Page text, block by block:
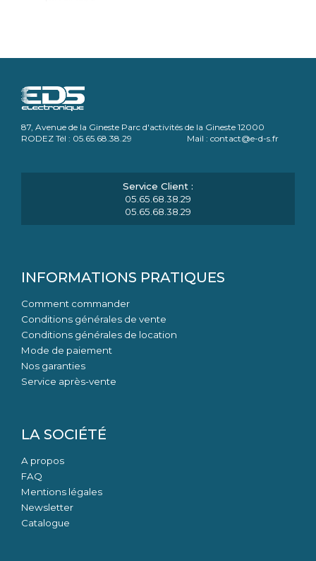
87, Avenue de la Gineste Parc d'activités de la Gineste 12000
RODEZ Tél : 05.65.68.38.29 Mail : contact@e-d-s.fr
05.65.68.38.29
05.65.68.38.29
INFORMATIONS PRATIQUES
Comment commander
Conditions générales de vente
Conditions générales de location
Mode de paiement
Nos garanties
Service après-vente
LA SOCIÉTÉ
A propos
FAQ
Mentions légales
Newsletter
Catalogue